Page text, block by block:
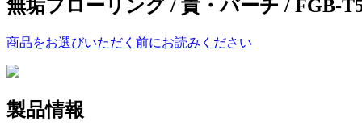
無垢フローリング / 貴・バーチ / FGB-
商品をお選びいただく前にお読みください
製品情報